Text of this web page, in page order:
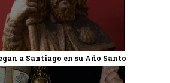
a Santiago en su Año Santo